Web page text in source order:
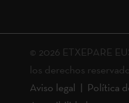
© 2026 ETXEPARE
los derechos
Aviso legal
Política